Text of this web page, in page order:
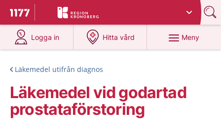
Till startsidan för 1177
Du har valt region
Logga in
på 1177.se
Hitta vård
på 1177.se
Meny
Läkemedel utifrån diagnos
Läkemedel vid godartad
prostataförstoring